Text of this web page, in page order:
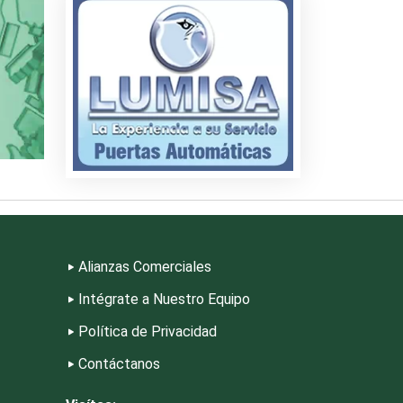
Alianzas Comerciales
Intégrate a Nuestro Equipo
Política de Privacidad
Contáctanos